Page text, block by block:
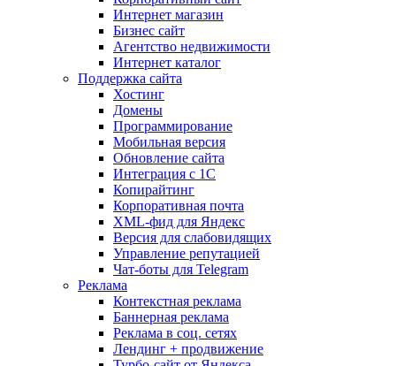
Интернет магазин
Бизнес сайт
Агентство недвижимости
Интернет каталог
Поддержка сайта
Хостинг
Домены
Программирование
Мобильная версия
Обновление сайта
Интеграция с 1С
Копирайтинг
Корпоративная почта
XML-фид для Яндекс
Версия для слабовидящих
Управление репутацией
Чат-боты для Telegram
Реклама
Контекстная реклама
Баннерная реклама
Реклама в соц. сетях
Лендинг + продвижение